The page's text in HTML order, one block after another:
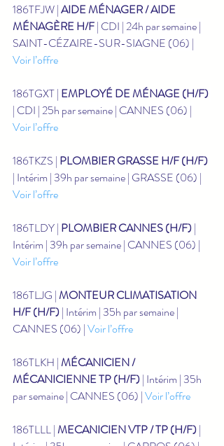
186TFJW | AIDE MÉNAGER / AIDE
MÉNAGÈRE H/F | CDI | 24h par semaine |
SAINT-CÉZAIRE-SUR-SIAGNE (06) |
Voir l’offre
186TGXT | EMPLOYÉ DE MÉNAGE (H/F)
| CDI | 25h par semaine | CANNES (06) |
Voir l’offre
186TKZS | PLOMBIER GRASSE H/F (H/F)
| Intérim | 39h par semaine | GRASSE (06) |
Voir l’offre
186TLDY | PLOMBIER CANNES (H/F) |
Intérim | 39h par semaine | CANNES (06) |
Voir l’offre
186TLJG | MONTEUR CLIMATISATION
H/F (H/F) | Intérim | 35h par semaine |
CANNES (06) | Voir l’offre
186TLKH | MÉCANICIEN /
MÉCANICIENNE TP (H/F) | Intérim | 35h
par semaine | CANNES (06) | Voir l’offre
186TLLL | MECANICIEN VTP / TP (H/F) |